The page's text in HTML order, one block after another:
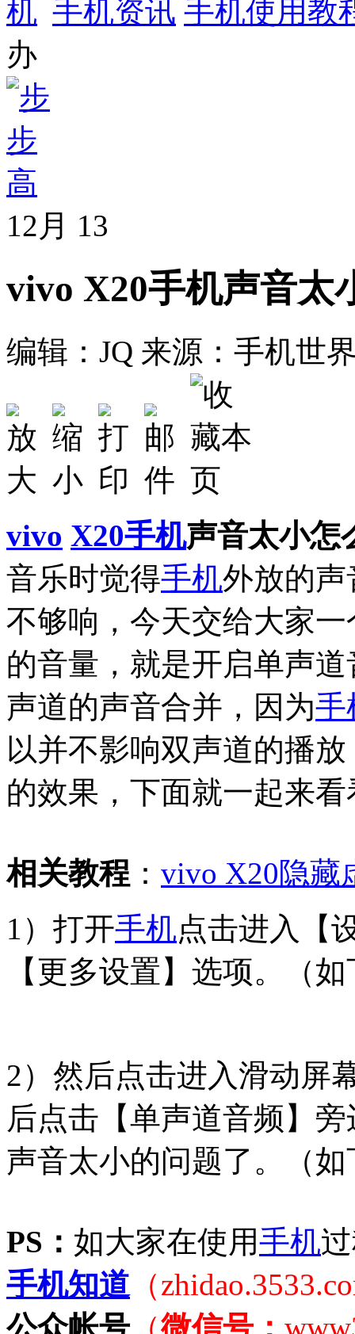
手机资讯 手机使用教
办
12月 13
vivo X20手机声音太
编辑：JQ 来源：手机世
vivo X20手机声音太小怎
音乐时觉得手机外放的
不够响，今天交给大家
的音量，就是开启单声
声道的声音合并，因为手
以并不影响双声道的播
的效果，下面就一起来
相关教程 ： vivo X20隐藏
1）打开手机点击进入【
【更多设置】选项。（
2）然后点击进入滑动屏
后点击【单声道音频】
声音太小的问题了。（如
PS： 如大家在使用手机
手机知道 （